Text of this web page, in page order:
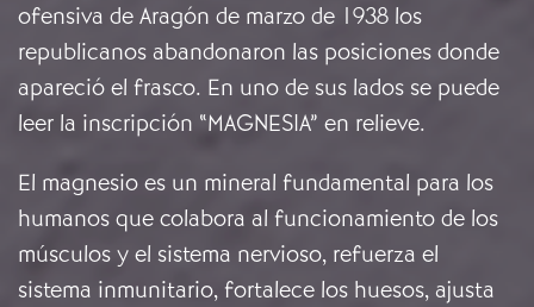
ofensiva de Aragón de marzo de 1938 los
republicanos abandonaron las posiciones donde
apareció el frasco. En uno de sus lados se puede
leer la inscripción “MAGNESIA” en relieve.
El magnesio es un mineral fundamental para los
humanos que colabora al funcionamiento de los
músculos y el sistema nervioso, refuerza el
sistema inmunitario, fortalece los huesos, ajusta